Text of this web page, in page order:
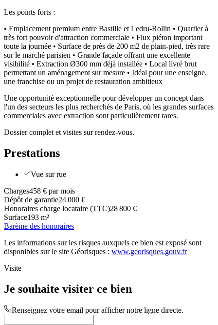
Les points forts :
• Emplacement premium entre Bastille et Ledru-Rollin • Quartier à
très fort pouvoir d'attraction commerciale • Flux piéton important
toute la journée • Surface de près de 200 m2 de plain-pied, très rare
sur le marché parisien • Grande façade offrant une excellente
visibilité • Extraction Ø300 mm déjà installée • Local livré brut
permettant un aménagement sur mesure • Idéal pour une enseigne,
une franchise ou un projet de restauration ambitieux
Une opportunité exceptionnelle pour développer un concept dans
l'un des secteurs les plus recherchés de Paris, où les grandes surfaces
commerciales avec extraction sont particulièrement rares.
Dossier complet et visites sur rendez-vous.
Prestations
Vue sur rue
Charges458 € par mois
Dépôt de garantie24 000 €
Honoraires charge locataire (TTC)28 800 €
Surface193 m²
Barème des honoraires
Les informations sur les risques auxquels ce bien est exposé sont
disponibles sur le site Géorisques : www.georisques.gouv.fr
Visite
Je souhaite visiter ce bien
Renseignez votre email pour afficher notre ligne directe.